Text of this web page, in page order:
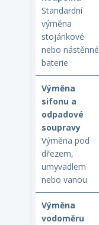
Standardní
výměna
stojánkové
nebo nástěnné
baterie
Výměna
sifonu a
odpadové
soupravy
Výměna pod
dřezem,
umyvadlem
nebo vanou
Výměna
vodoměru